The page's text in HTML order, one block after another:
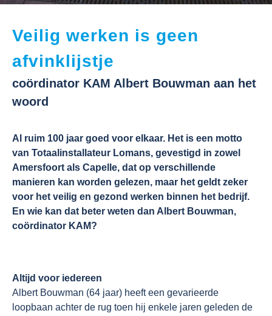
Veilig werken is geen
afvinklijstje
coördinator KAM Albert Bouwman aan het
woord
Al ruim 100 jaar goed voor elkaar. Het is een motto
van Totaalinstallateur Lomans, gevestigd in zowel
Amersfoort als Capelle, dat op verschillende
manieren kan worden gelezen, maar het geldt zeker
voor het veilig en gezond werken binnen het bedrijf.
En wie kan dat beter weten dan Albert Bouwman,
coördinator KAM?
Altijd voor iedereen
Albert Bouwman (64 jaar) heeft een gevarieerde
loopbaan achter de rug toen hij enkele jaren geleden de